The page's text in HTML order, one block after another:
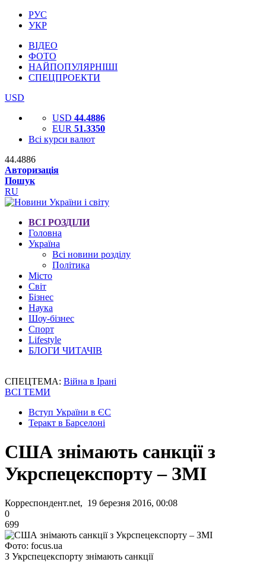
РУС
УКР
ВІДЕО
ФОТО
НАЙПОПУЛЯРНІШІ
СПЕЦПРОЕКТИ
USD
USD 44.4886
EUR 51.3350
Всі курси валют
44.4886
Авторизація
Пошук
RU
ВСІ РОЗДІЛИ
Головна
Україна
Всі новини розділу
Політика
Місто
Світ
Бізнес
Наука
Шоу-бізнес
Спорт
Lifestyle
БЛОГИ ЧИТАЧІВ
СПЕЦТЕМА: Війна в Ірані
ВСІ ТЕМИ
Вступ України в ЄС
Теракт в Барселоні
США знімають санкції з
Укрспецекспорту – ЗМІ
Корреспондент.net, 19 березня 2016, 00:08
0
699
Фото: focus.ua
З Укрспецекспорту знімають санкції